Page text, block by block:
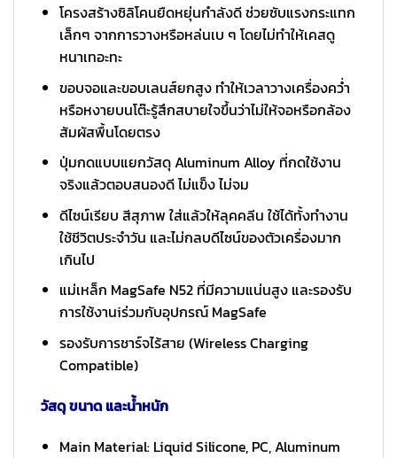
โครงสร้างซิลิโคนยืดหยุ่นกำลังดี ช่วยซับแรงกระแทก
เล็กๆ จากการวางหรือหล่นเบ ๆ โดยไม่ทำให้เคสดู
หนาเทอะทะ
ขอบจอและขอบเลนส์ยกสูง ทำให้เวลาวางเครื่องคว่ำ
หรือหงายบนโต๊ะรู้สึกสบายใจขึ้นว่าไม่ให้จอหรือกล้อง
สัมผัสพื้นโดยตรง
ปุ่มกดแบบแยกวัสดุ Aluminum Alloy ที่กดใช้งาน
จริงแล้วตอบสนองดี ไม่แข็ง ไม่จม
ดีไซน์เรียบ สีสุภาพ ใส่แล้วให้ลุคคลีน ใช้ได้ทั้งทำงาน
ใช้ชีวิตประจำวัน และไม่กลบดีไซน์ของตัวเครื่องมาก
เกินไป
แม่เหล็ก MagSafe N52 ที่มีความแน่นสูง และรองรับ
การใช้งานiร่วมกับอุปกรณ์ MagSafe
รองรับการชาร์จไร้สาย (Wireless Charging
Compatible)
วัสดุ ขนาด และน้ำหนัก
Main Material: Liquid Silicone, PC, Aluminum